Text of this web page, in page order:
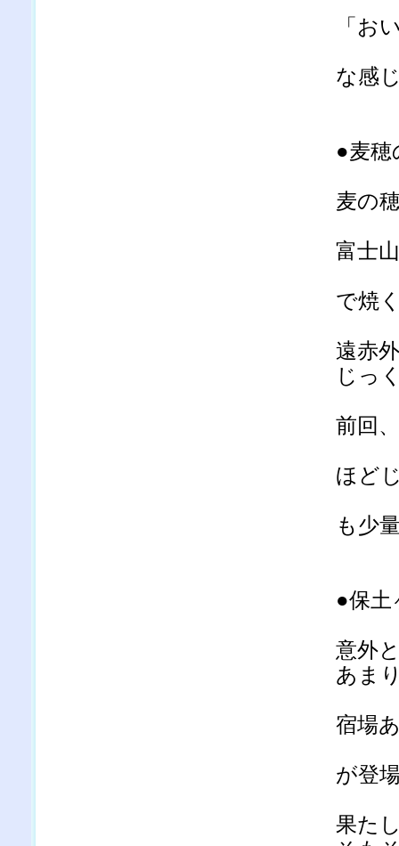
「お
な感
●麦穂
麦の
富士
で焼
遠赤
じっ
前回
ほど
も少
●保土
意外
あま
宿場
が登
果た